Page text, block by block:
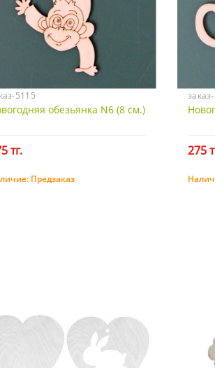
5115
обезьянка N6 (8 см.)
тг.
Предзаказ
Предзаказ
275